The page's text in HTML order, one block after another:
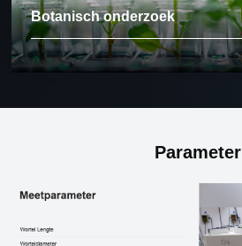
Botanisch onderzoek
Parameter